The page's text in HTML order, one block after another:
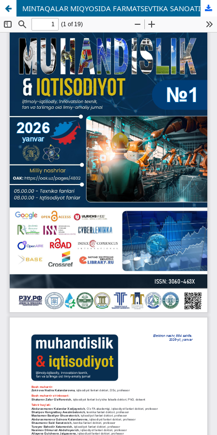
MINTAQALAR MIQYOSIDA FARMATSEVTIKA SANOATINI BARQAROR RIVOJLANTIRISHNING USTUVOR MAQSADLARI HAMDA ULARNI TA’MINLASH MEXANIZMLARI